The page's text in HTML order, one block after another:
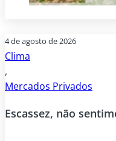
4 de agosto de 2026
Clima
,
Mercados Privados
Escassez, não